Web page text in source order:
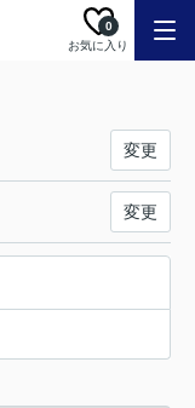
お気に入り
0
変更
変更